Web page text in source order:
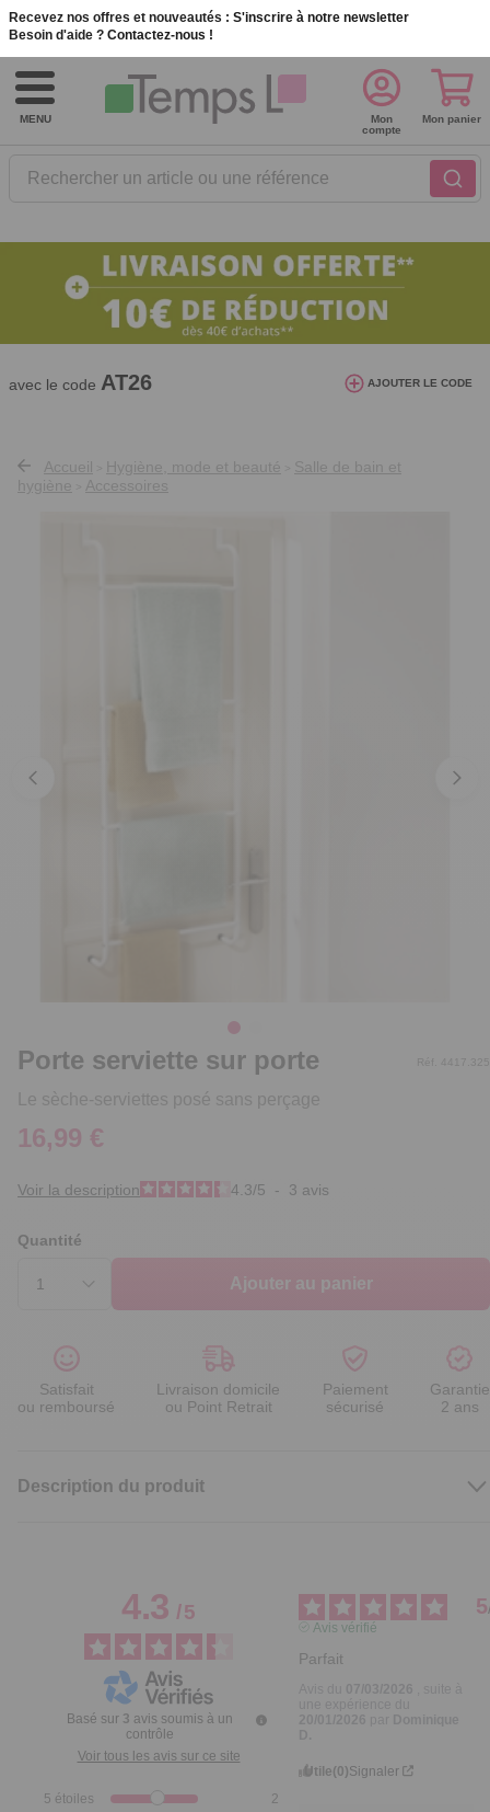
Recevez nos offres et nouveautés : S'inscrire à notre newsletter
Besoin d'aide ? Contactez-nous !
MENU
Rechercher un article ou une référence
Mon
compte
Mon panier
10€ de réduction dès 40€ d'achat. Offre
valable du 03/08/2026 au 12/08/2026.
avec le code AT26 AJOUTER LE CODE
Accueil Hygiène, mode et beauté
Salle de bain et
hygiène
Accessoires
Porte serviette sur porte
Le sèche-serviettes posé sans perçage
Réf. 4417.325
16,99 €
Voir la description 4.3/5 - 3 avis
Quantité
Ajouter au panier
Satisfait
ou remboursé
Livraison domicile
ou Point Retrait
Paiement
sécurisé
Garantie
2 ans
Description du produit
4.3/5
Basé sur 3 avis soumis à un
contrôle
Voir tous les avis sur ce site
5 étoiles
2
5
Avis vérifié
Parfait
Utile(0)Signaler